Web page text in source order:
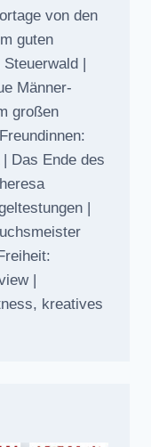
von den
guten
|
Männer-
großen
Das Ende des
|
|
kreatives